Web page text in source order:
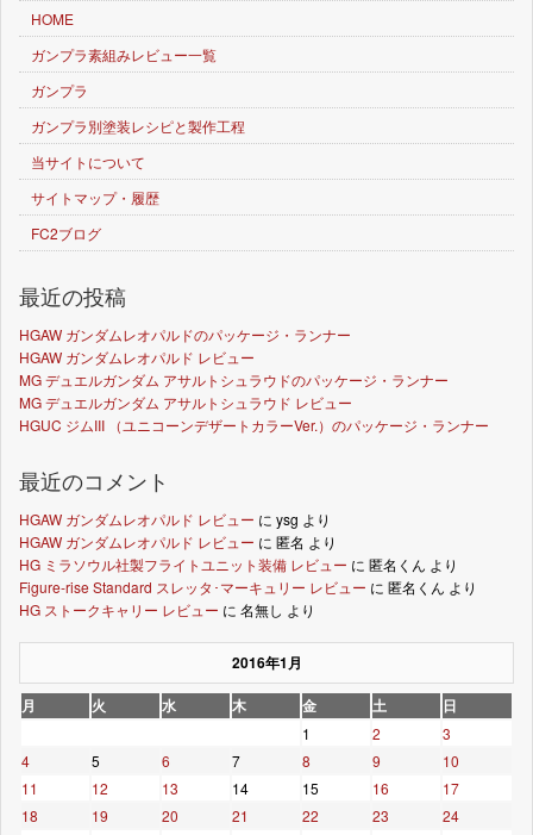
HOME
ガンプラ素組みレビュー一覧
ガンプラ
ガンプラ別塗装レシピと製作工程
当サイトについて
サイトマップ・履歴
FC2ブログ
最近の投稿
HGAW ガンダムレオパルドのパッケージ・ランナー
HGAW ガンダムレオパルド レビュー
MG デュエルガンダム アサルトシュラウドのパッケージ・ランナー
MG デュエルガンダム アサルトシュラウド レビュー
HGUC ジムIII （ユニコーンデザートカラーVer.）のパッケージ・ランナー
最近のコメント
HGAW ガンダムレオパルド レビュー に ysg より
HGAW ガンダムレオパルド レビュー に 匿名 より
HG ミラソウル社製フライトユニット装備 レビュー に 匿名くん より
Figure-rise Standard スレッタ･マーキュリー レビュー に 匿名くん より
HG ストークキャリー レビュー に 名無し より
2016年1月
月
火 水 木 金 土 日
1 2
3
4
5 6 7 8 9
10
11
12 13 14 15 16
17
18
19 20 21 22 23
24